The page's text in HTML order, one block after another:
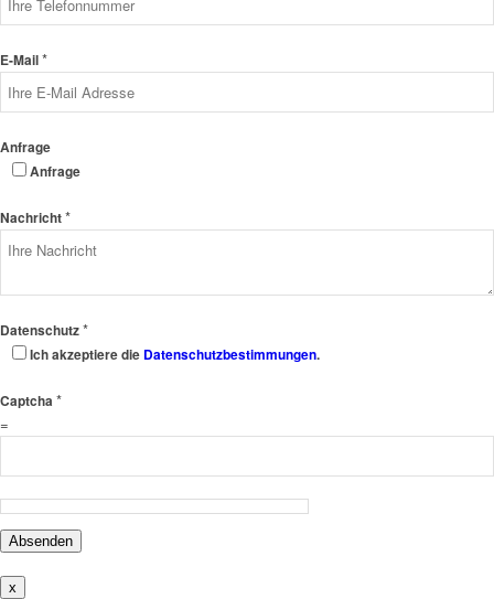
E-Mail*
Anfrage
Anfrage
Nachricht*
Datenschutz*
Ich akzeptiere die Datenschutzbestimmungen.
Captcha *
=
Absenden
x